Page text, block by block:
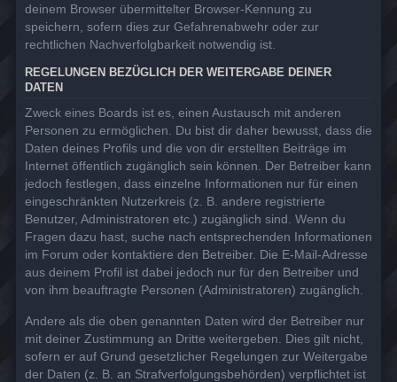
deinem Browser übermittelter Browser-Kennung zu
speichern, sofern dies zur Gefahrenabwehr oder zur
rechtlichen Nachverfolgbarkeit notwendig ist.
REGELUNGEN BEZÜGLICH DER WEITERGABE DEINER
DATEN
Zweck eines Boards ist es, einen Austausch mit anderen
Personen zu ermöglichen. Du bist dir daher bewusst, dass die
Daten deines Profils und die von dir erstellten Beiträge im
Internet öffentlich zugänglich sein können. Der Betreiber kann
jedoch festlegen, dass einzelne Informationen nur für einen
eingeschränkten Nutzerkreis (z. B. andere registrierte
Benutzer, Administratoren etc.) zugänglich sind. Wenn du
Fragen dazu hast, suche nach entsprechenden Informationen
im Forum oder kontaktiere den Betreiber. Die E-Mail-Adresse
aus deinem Profil ist dabei jedoch nur für den Betreiber und
von ihm beauftragte Personen (Administratoren) zugänglich.
Andere als die oben genannten Daten wird der Betreiber nur
mit deiner Zustimmung an Dritte weitergeben. Dies gilt nicht,
sofern er auf Grund gesetzlicher Regelungen zur Weitergabe
der Daten (z. B. an Strafverfolgungsbehörden) verpflichtet ist